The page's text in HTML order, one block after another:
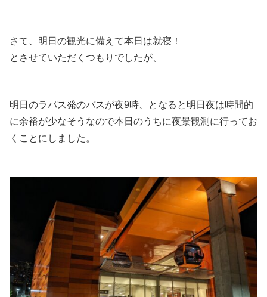
さて、明日の観光に備えて本日は就寝！
とさせていただくつもりでしたが、
明日のラパス発のバスが夜9時、となると明日夜は時間的
に余裕が少なそうなので本日のうちに夜景観測に行ってお
くことにしました。